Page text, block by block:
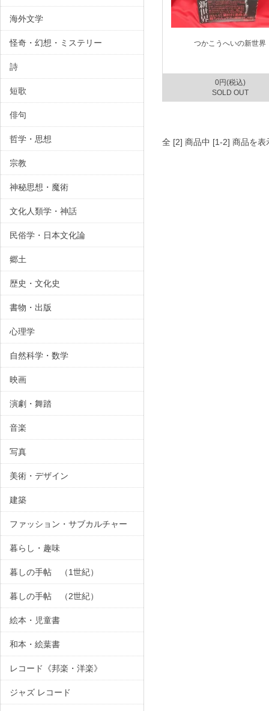
つかこうへいの新世界
0円(税込)
SOLD OUT
全 [2] 商品中 [1-2] 商品を表
海外文学
怪奇・幻想・ミステリー
詩
短歌
俳句
哲学・思想
宗教
神秘思想・魔術
文化人類学・神話
民俗学・日本文化論
郷土
歴史・文化史
書物・出版
心理学
自然科学・数学
映画
演劇・舞踏
音楽
写真
美術・デザイン
建築
ファッション・サブカルチャー
暮らし・趣味
暮しの手帖 （1世紀）
暮しの手帖 （2世紀）
絵本・児童書
和本・絵葉書
レコード《邦楽・洋楽》
ジャズ レコード